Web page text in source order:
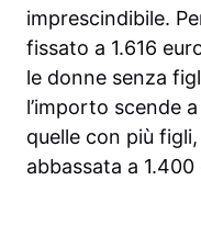
imprescindibile.
fissato a 1.616
le donne senza
l’importo scende
quelle con più
abbassata a 1.400